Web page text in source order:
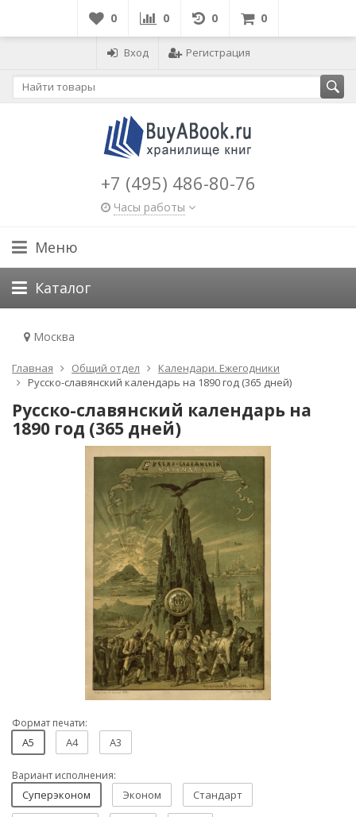
0 0 0 0
Вход Регистрация
+7 (495) 486-80-76
Часы работы
Меню
Каталог
Москва
Главная Общий отдел
Календари. Ежегодники
Русско-славянский календарь на 1890 год (365 дней)
Русско-славянский календарь на
1890 год (365 дней)
Формат печати:
A5 A4 A3
Вариант исполнения:
Суперэконом Эконом Стандарт